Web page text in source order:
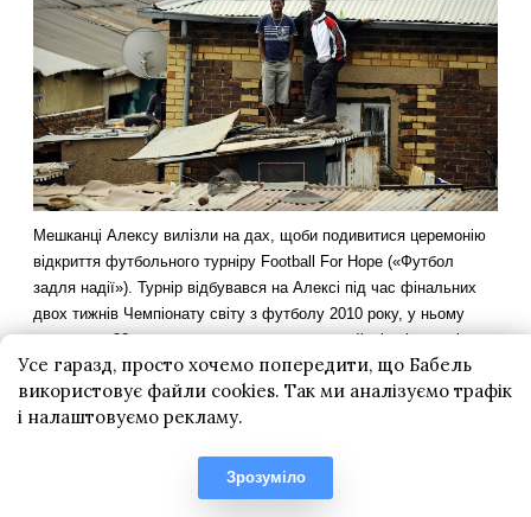
Усе гаразд, просто хочемо попередити, що Бабель
використовує файли cookies. Так ми аналізуємо трафік
і налаштовуємо рекламу.
Зрозуміло